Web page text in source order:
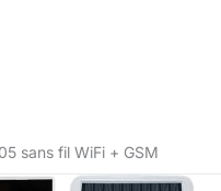
sans fil WiFi + GSM